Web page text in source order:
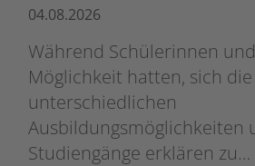
04.08.2026
Während Schülerinnen
Möglichkeit hatten, sich die
unterschiedlichen
Ausbildungsmöglichkeiten
Studiengänge erklären zu…